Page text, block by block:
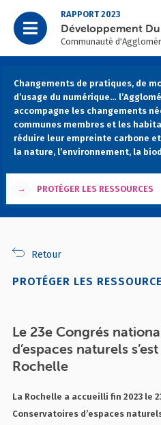
RAPPORT 2023
Développement
Communauté
Changements de pratiques, de
d’usage du numérique…
accompagne les changements
communes membres et les
réduire leur empreinte carbone
la nature, l’environnement, la
→ PROTÉGER LES RESSOURCES
Retour
PROTÉGER LES
Le 23e Congrés
d’espaces naturels
Rochelle
La Rochelle a accueilli fin 2023 le
Conservatoires d’espaces